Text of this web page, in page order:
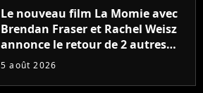
Le nouveau film La Momie avec
Brendan Fraser et Rachel Weisz
annonce le retour de 2 autres
personnages emblématiques de
5 août 2026